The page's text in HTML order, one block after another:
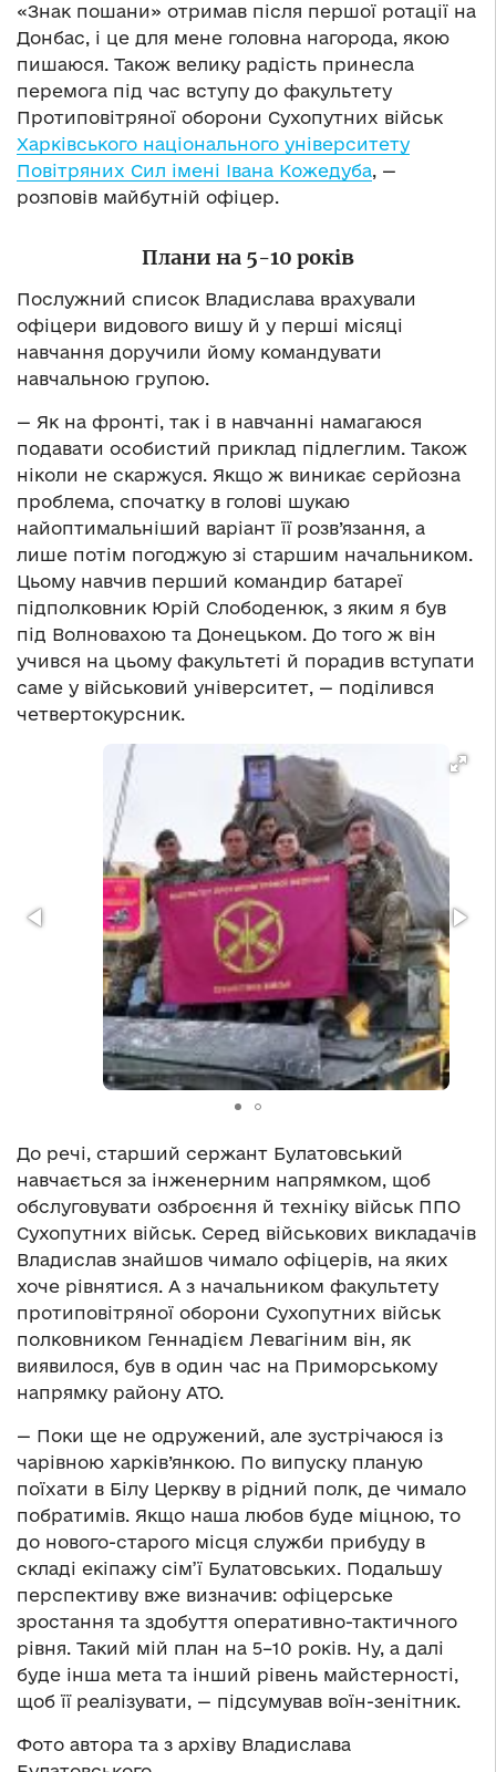
«Знак пошани» отримав після першої ротації на
Донбас, і це для мене головна нагорода, якою
пишаюся. Також велику радість принесла
перемога під час вступу до факультету
Протиповітряної оборони Сухопутних військ
Харківського національного університету
Повітряних Сил імені Івана Кожедуба, —
розповів майбутній офіцер.
Плани на 5-10 років
Послужний список Владислава врахували
офіцери видового вишу й у перші місяці
навчання доручили йому командувати
навчальною групою.
— Як на фронті, так і в навчанні намагаюся
подавати особистий приклад підлеглим. Також
ніколи не скаржуся. Якщо ж виникає серйозна
проблема, спочатку в голові шукаю
найоптимальніший варіант її розв’язання, а
лише потім погоджую зі старшим начальником.
Цьому навчив перший командир батареї
підполковник Юрій Слободенюк, з яким я був
під Волновахою та Донецьком. До того ж він
учився на цьому факультеті й порадив вступати
саме у військовий університет, — поділився
четвертокурсник.
До речі, старший сержант Булатовський
навчається за інженерним напрямком, щоб
обслуговувати озброєння й техніку військ ППО
Сухопутних військ. Серед військових викладачів
Владислав знайшов чимало офіцерів, на яких
хоче рівнятися. А з начальником факультету
протиповітряної оборони Сухопутних військ
полковником Геннадієм Левагіним він, як
виявилося, був в один час на Приморському
напрямку району АТО.
— Поки ще не одружений, але зустрічаюся із
чарівною харків’янкою. По випуску планую
поїхати в Білу Церкву в рідний полк, де чимало
побратимів. Якщо наша любов буде міцною, то
до нового-старого місця служби прибуду в
складі екіпажу сім’ї Булатовських. Подальшу
перспективу вже визначив: офіцерське
зростання та здобуття оперативно-тактичного
рівня. Такий мій план на 5–10 років. Ну, а далі
буде інша мета та інший рівень майстерності,
щоб її реалізувати, — підсумував воїн-зенітник.
Фото автора та з архіву Владислава